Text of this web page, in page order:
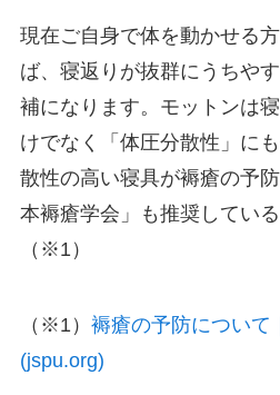
現在ご自身で体を動かせる
ば、寝返りが抜群にうちやす
補になります。モットンは
けでなく「体圧分散性」に
散性の高い寝具が褥瘡の予
本褥瘡学会」も推奨している
（※1）
（※1） 褥瘡の予防について
(jspu.org)